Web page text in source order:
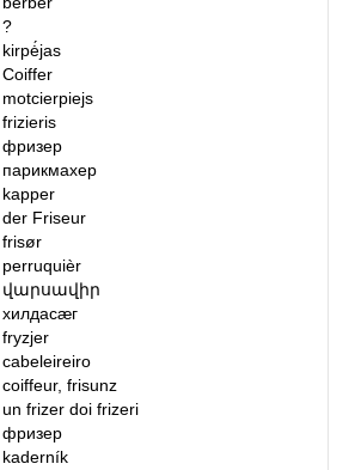
?
kirpė́jas
Coiffer
motcierpiejs
frizieris
фризер
парикмахер
kapper
der Friseur
frisør
perruquièr
վարսավիր
хилдасӕг
fryzjer
cabeleireiro
coiffeur, frisunz
un frizerdoi frizeri
фризер
kaderník